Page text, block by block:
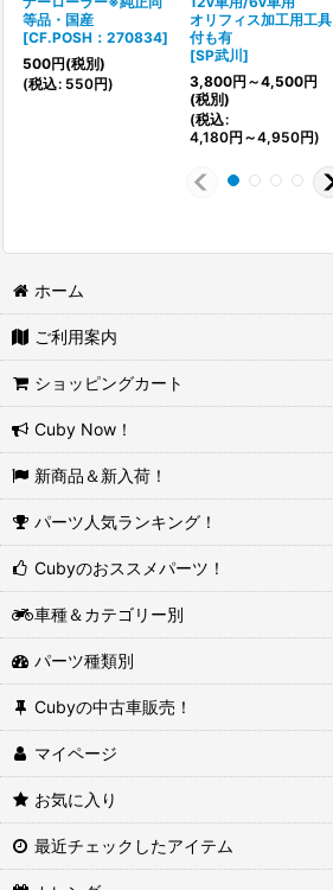
等品・国産
[CF.POSH：270834]
500円(税別)
(税込: 550円)
オリフィス加工用工具
付も有
[SP武川 ]
3,800円 ～4,500円
(税別)
(税込:
4,180円 ～4,950円)
ホーム
ご利用案内
ショッピングカート
Cuby Now！
新商品＆新入荷！
パーツ人気ランキング！
Cubyのおススメパーツ！
車種＆カテゴリー別
パーツ種類別
Cubyの中古車販売！
マイページ
お気に入り
最近チェックしたアイテム